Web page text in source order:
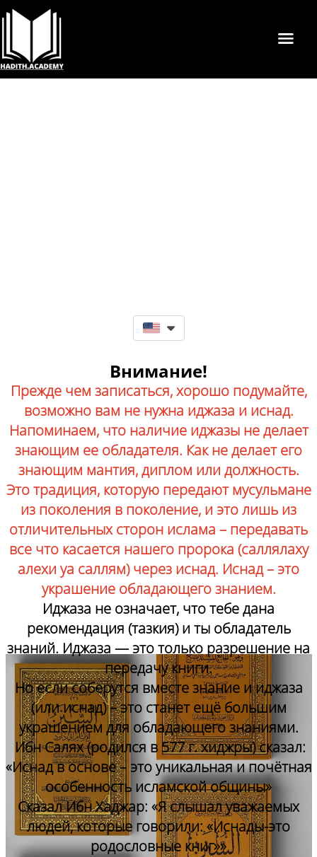
Внимание!
Прежде чем записаться, хорошо подумайте,
возможно вам не нужна иджаза и иснад.
Напоминаем, что наличие иджазы не делает
знающим ее обладателя. Как не делает его
знающим мантия, диплом или должность.
Это традиция, которую передают мусульмане
из поколения в поколение, и это лишь из
отличительных сторон ислама – передавать
все что касается нашего пророка (саллялаху
алехи уа саллям) через иснад. Иснад – это
украшение обладающего знанием.
Иджаза не означает, что тебе дана
рекомендация (тазкия) и ты обладатель
знаний. Иджаза — это только разрешение на
передачу книги.
Но если соберутся вместе знание и иджаза
(или иснад) – это станет ещё большим
украшением для обладающего знаниями.
Ибн Салях (родился в 577 г. хиджры) сказал:
«Иснад в основе – это уникальная и почётная
особенность исламской общины»
Сказал Ибн Хаджар: «Я слышал уважаемых
людей, которые говорили: «Иснады-это
родословные книг»»